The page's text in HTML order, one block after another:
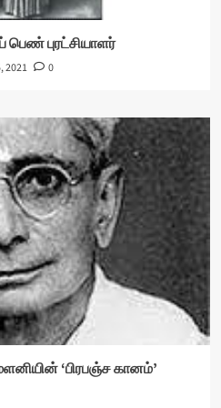
புரட்சியாளர்
2021 0
‘பிரபஞ்ச கானம்’